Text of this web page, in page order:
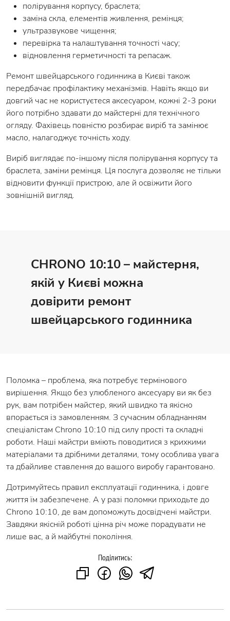
полірування корпусу, браслета;
заміна скла, елементів живлення, ремінця;
ультразвукове чищення;
перевірка та налаштування точності часу;
відновлення герметичності та репасаж.
Ремонт швейцарського годинника в Києві також
передбачає профілактику механізмів. Навіть якщо ви
довгий час не користуєтеся аксесуаром, кожні 2-3 роки
його потрібно здавати до майстерні для технічного
огляду. Фахівець повністю розбирає виріб та замінює
масло, налагоджує точність ходу.
Виріб виглядає по-іншому після полірування корпусу та
браслета, заміни ремінця. Ця послуга дозволяє не тільки
відновити функції пристрою, але й освіжити його
зовнішній вигляд.
CHRONO 10:10 – майстерня,
якій у Києві можна
довірити ремонт
швейцарського годинника
Поломка – проблема, яка потребує термінового
вирішення. Якщо без улюбленого аксесуару ви як без
рук, вам потрібен майстер, який швидко та якісно
впорається із замовленням. З сучасним обладнанням
спеціалістам Chrono 10:10 під силу прості та складні
роботи. Наші майстри вміють поводитися з крихкими
матеріалами та дрібними деталями, тому особлива увага
та дбайливе ставлення до вашого виробу гарантовано.
Дотримуйтесь правил експлуатації годинника, і довге
життя їм забезпечене. А у разі поломки приходьте до
Chrono 10:10, де вам допоможуть досвідчені майстри.
Завдяки якісній роботі цінна річ може порадувати не
лише вас, а й майбутні покоління.
Поділитись: